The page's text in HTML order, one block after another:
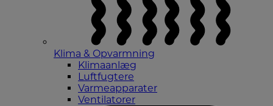
Klima & Opvarmning
Klimaanlæg
Luftfugtere
Varmeapparater
Ventilatorer